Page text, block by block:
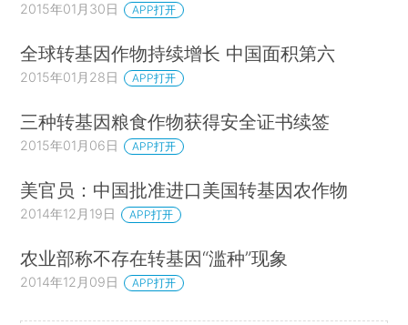
2015年01月30日 APP打开
全球转基因作物持续增长 中国面积第六
2015年01月28日 APP打开
三种转基因粮食作物获得安全证书续签
2015年01月06日 APP打开
美官员：中国批准进口美国转基因农作物
2014年12月19日 APP打开
农业部称不存在转基因“滥种”现象
2014年12月09日 APP打开